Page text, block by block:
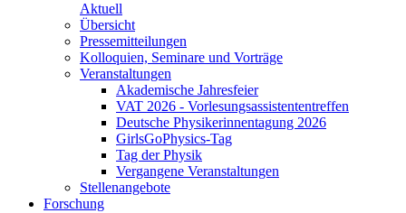
Aktuell
Übersicht
Pressemitteilungen
Kolloquien, Seminare und Vorträge
Veranstaltungen
Akademische Jahresfeier
VAT 2026 - Vorlesungsassistententreffen
Deutsche Physikerinnentagung 2026
GirlsGoPhysics-Tag
Tag der Physik
Vergangene Veranstaltungen
Stellenangebote
Forschung